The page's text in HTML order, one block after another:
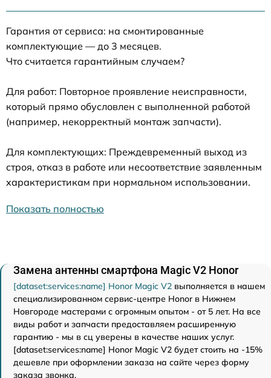
Гарантия от сервиса: на смонтированные
комплектующие — до 3 месяцев.
Что считается гарантийным случаем?
Для работ: Повторное проявление неисправности,
который прямо обусловлен с выполненной работой
(например, некорректный монтаж запчасти).
Для комплектующих: Преждевременный выход из
строя, отказ в работе или несоответствие заявленным
характеристикам при нормальном использовании.
Показать полностью
Замена антенны смартфона Magic V2 Honor
[dataset:services:name] Honor Magic V2 выполняется в нашем
специализированном сервис-центре Honor в Нижнем
Новгороде мастерами с огромным опытом - от 5 лет. На все
виды работ и запчасти предоставляем расширенную
гарантию - мы в сц уверены в качестве наших услуг.
[dataset:services:name] Honor Magic V2 будет стоить на -15%
дешевле при оформлении заказа на сайте через форму
заказа звонка.